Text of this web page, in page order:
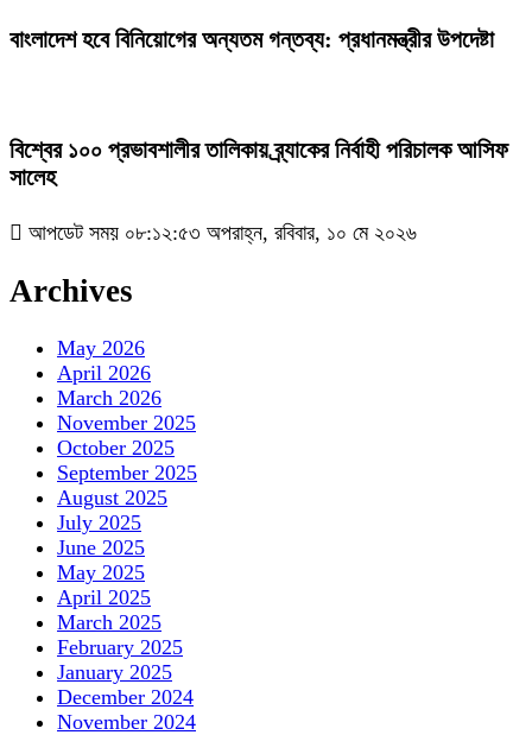
বাংলাদেশ হবে বিনিয়োগের অন্যতম গন্তব্য: প্রধানমন্ত্রীর উপদেষ্টা
বিশ্বের ১০০ প্রভাবশালীর তালিকায় ব্র্যাকের নির্বাহী পরিচালক আসিফ
সালেহ
আপডেট সময় ০৮:১২:৫৩ অপরাহ্ন, রবিবার, ১০ মে ২০২৬
Archives
May 2026
April 2026
March 2026
November 2025
October 2025
September 2025
August 2025
July 2025
June 2025
May 2025
April 2025
March 2025
February 2025
January 2025
December 2024
November 2024